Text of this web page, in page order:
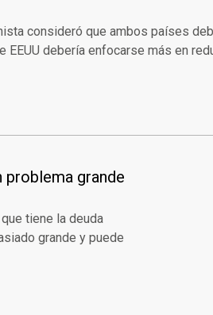
consideró que ambos países
EEUU debería enfocarse más en
problema grande
tiene la deuda
grande y puede